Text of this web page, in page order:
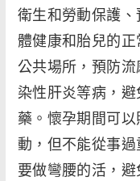
衛生和勞動保護
體健康和胎兒的
公共場所，預防
染性肝炎等病，
藥。懷孕期間可
動，但不能從事
要做彎腰的活，